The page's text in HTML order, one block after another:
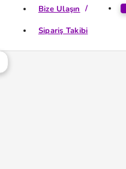
Bize Ulaşın
Sipariş Takibi